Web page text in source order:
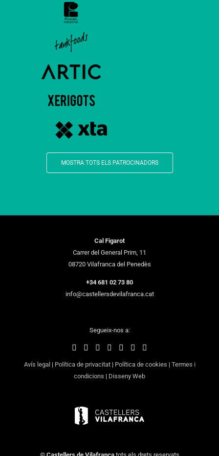
MOSTRA TOTS ELS PATROCINADORS
Cal Figarot
Carrer del General Prim, 11
08720 Vilafranca del Penedès
+34 681 02 73 80
info@castellersdevilafranca.cat
Segueix-nos a:
Avís legal | Política de privacitat| Política de cookies | Termes i
condicions | Disseny Web